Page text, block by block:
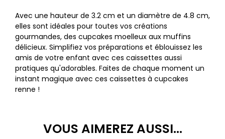
Avec une hauteur de 3.2 cm et un diamètre de 4.8 cm,
elles sont idéales pour toutes vos créations
gourmandes, des cupcakes moelleux aux muffins
délicieux. Simplifiez vos préparations et éblouissez les
amis de votre enfant avec ces caissettes aussi
pratiques qu'adorables. Faites de chaque moment un
instant magique avec ces caissettes à cupcakes
renne !
VOUS AIMEREZ AUSSI...